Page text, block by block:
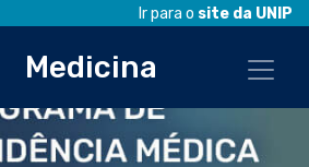
Ir para o site da UNIP
Medicina